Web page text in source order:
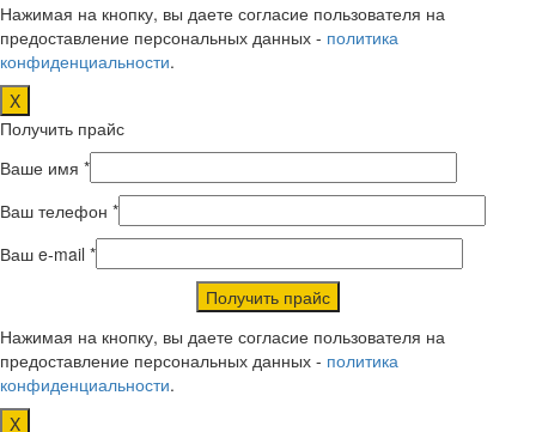
Нажимая на кнопку, вы даете согласие пользователя на
предоставление персональных данных - политика
конфиденциальности.
X
Получить прайс
Ваше имя *
Ваш телефон *
Ваш e-mail *
Нажимая на кнопку, вы даете согласие пользователя на
предоставление персональных данных - политика
конфиденциальности.
X